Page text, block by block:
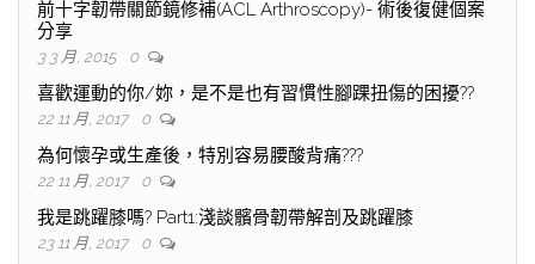
前十字韌帶關節鏡修補(ACL Arthroscopy)- 術後復健個案
分享
3 3 月, 2015 0
喜歡運動的你/妳，是不是也有習慣性腳踝扭傷的困擾??
22 11 月, 2017 0
為何懷孕或生產後，特別容易腰酸背痛???
22 11 月, 2017 0
我是跳躍膝嗎? Part1:淺談髕骨韌帶解剖及跳躍膝
23 11 月, 2017 0